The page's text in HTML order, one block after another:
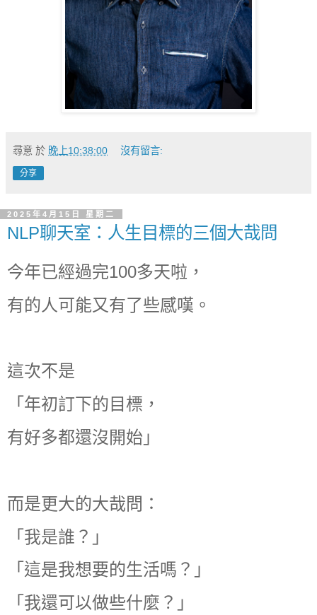
尋意 於 晚上10:38:00 沒有留言:
分享
2025年4月15日 星期二
NLP聊天室：人生目標的三個大哉問
今年已經過完100多天啦，
有的人可能又有了些感嘆。
這次不是
「年初訂下的目標，
有好多都還沒開始」
而是更大的大哉問：
「我是誰？」
「這是我想要的生活嗎？」
「我還可以做些什麼？」